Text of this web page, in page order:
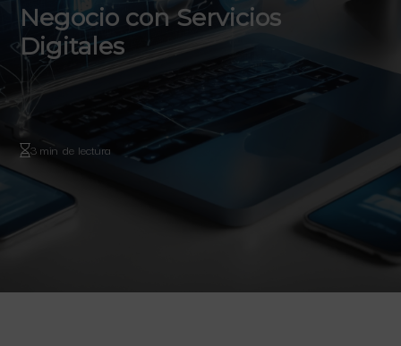
Negocio con Servicios
Digitales
3 min de lectura